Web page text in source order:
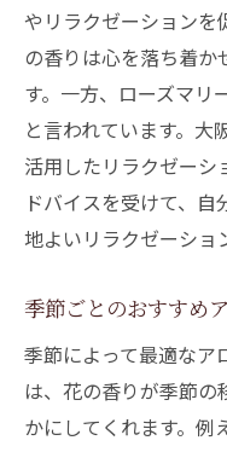
やリラクゼーションを
の香りは心を落ち着
す。一方、ローズマリ
と言われています。大
活用したリラクゼーシ
ドバイスを受けて、
地よいリラクゼーショ
季節ごとのおすすめ
季節によって最適なア
は、花の香りが季節の
かにしてくれます。例